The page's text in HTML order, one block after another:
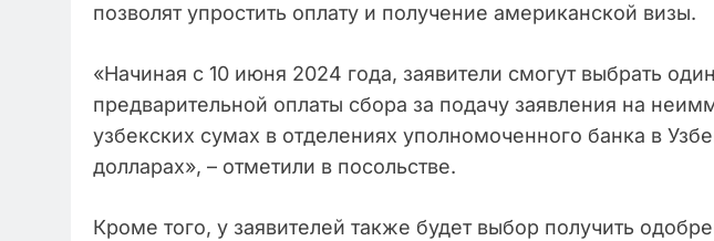
позволят упростить оплату и получение американской визы.
«Начиная с 10 июня 2024 года, заявители смогут выбрать
предварительной оплаты сбора за подачу заявления на
узбекских сумах в отделениях уполномоченного банка в
долларах», – отметили в посольстве.
Кроме того, у заявителей также будет выбор получить